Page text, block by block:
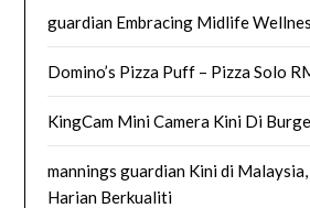
guardian Embracing Midlife
Domino’s Pizza Puff – Pizza Solo
KingCam Mini Camera Kini Di
mannings guardian Kini di
Harian Berkualiti